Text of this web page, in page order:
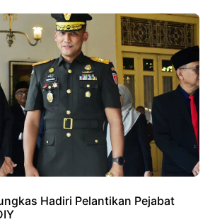
Hadiri Pelantikan Pejabat